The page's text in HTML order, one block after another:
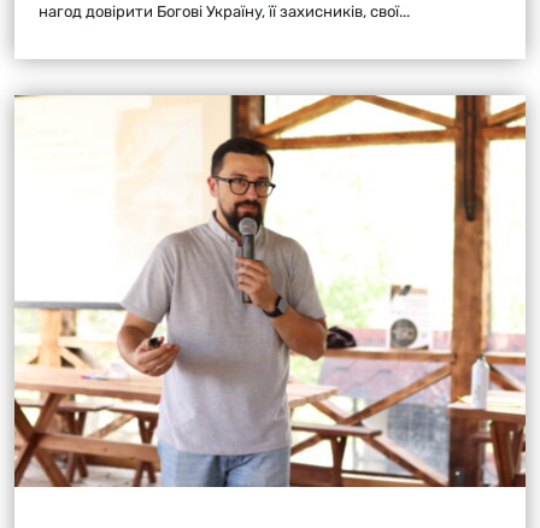
нагод довірити Богові Україну, її захисників, свої...